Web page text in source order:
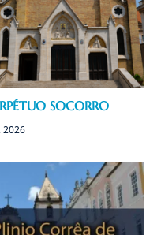
SOCORRO
2026